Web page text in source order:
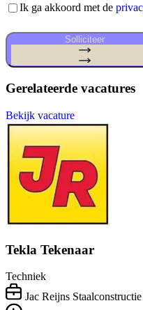
Akkoord
voorwaarden*
Ik ga akkoord met de
Solliciteer
Gerelateerde vacatures
Bekijk vacature
Tekla Tekenaar
Techniek
Jac Reijns